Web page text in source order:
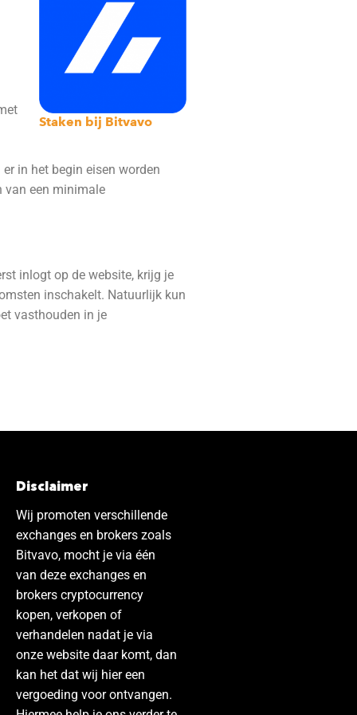
Staken bij Bitvavo
in het begin eisen worden
van een minimale
inlogt op de website, krijg je
inschakelt. Natuurlijk kun
vasthouden in je
Disclaimer
Wij promoten verschillende
exchanges en brokers zoals
Bitvavo, mocht je via één
van deze exchanges en
brokers cryptocurrency
kopen, verkopen of
verhandelen nadat je via
onze website daar komt, dan
kan het dat wij hier een
vergoeding voor ontvangen.